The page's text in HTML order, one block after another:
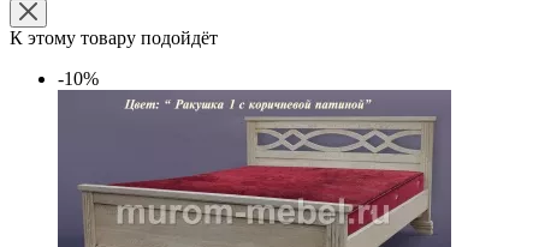
К этому товару подойдёт
-10%